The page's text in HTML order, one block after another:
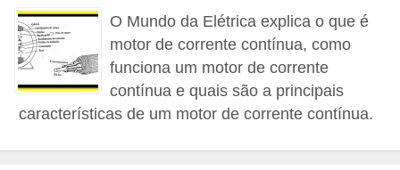
O Mundo da Elétrica explica o que é
motor de corrente contínua, como
funciona um motor de corrente
contínua e quais são a principais
características de um motor de corrente contínua.
C
o
m
p